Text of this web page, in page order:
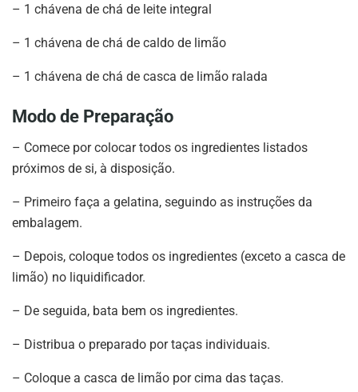
– 1 chávena de chá de leite integral
– 1 chávena de chá de caldo de limão
– 1 chávena de chá de casca de limão ralada
Modo de Preparação
– Comece por colocar todos os ingredientes listados
próximos de si, à disposição.
– Primeiro faça a gelatina, seguindo as instruções da
embalagem.
– Depois, coloque todos os ingredientes (exceto a casca de
limão) no liquidificador.
– De seguida, bata bem os ingredientes.
– Distribua o preparado por taças individuais.
– Coloque a casca de limão por cima das taças.